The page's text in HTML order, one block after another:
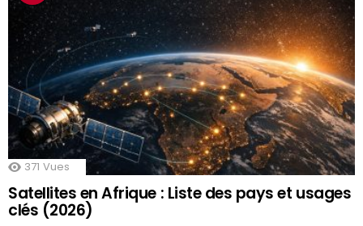
371 Vues
Satellites en Afrique : Liste des pays et usages
clés (2026)